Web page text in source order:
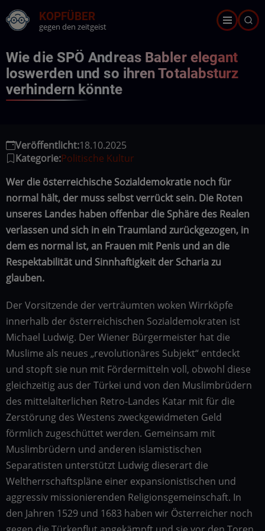
Direkt
zum
KOPFÜBER
gegen den zeitgeist
Wie die SPÖ Andreas Babler elegant
loswerden und so ihren Totalabsturz
verhindern könnte
Veröffentlicht:18.10.2025
Kategorie:Politische Kultur
Wer die österreichische Sozialdemokratie noch für
normal hält, der muss selbst verrückt sein. Die Roten
unseres Landes haben offenbar die Sphäre des Realen
verlassen und sich in ein Traumland zurückgezogen, in
dem es normal ist, an Frauen mit Penis und an die
Respektabilität und Sinnhaftigkeit der Scharia zu
glauben.
Der Vorsitzende der verträumten woken Wirrköpfe
innerhalb der österreichischen Sozialdemokraten ist
Michael Ludwig. Der Wiener Bürgermeister hat die
Muslime als neues „revolutionäres Subjekt“ entdeckt
und stopft sie nun mit Fördermitteln voll, obwohl diese
gleichzeitig aus der Türkei und von den Muslimbrüdern
des mittelalterlichen Retro-Landes Katar mit für die
Zerstörung des Westens zweckgewidmeten Geld
förmlich zugeschüttet werden. Gemeinsam mit
Muslimbrüdern und anderen islamistischen
Separatisten unterstützt Ludwig dieserart die
Weltherrschaftspläne einer expansionistischen und
aggressiv missionierenden Religionsgemeinschaft. In
den Jahren 1529 und 1683 haben wir Österreicher noch